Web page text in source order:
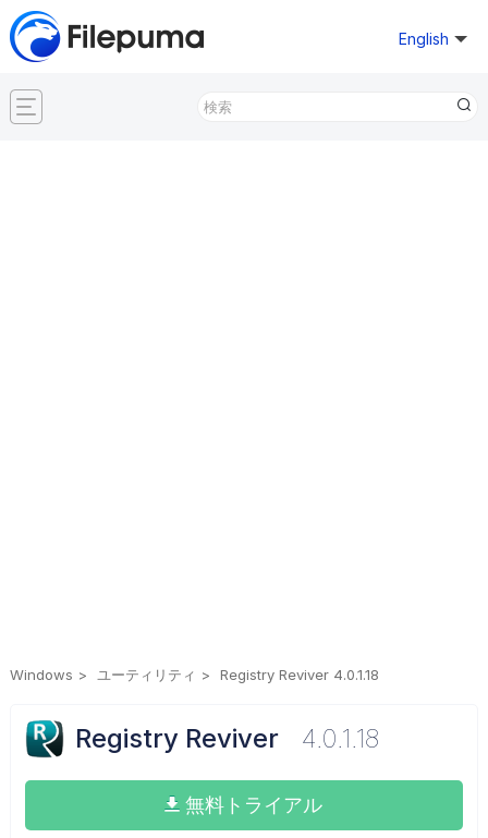
English
Windows ユーティリティ Registry Reviver 4.0.1.18
Registry Reviver 4.0.1.18
無料トライアル